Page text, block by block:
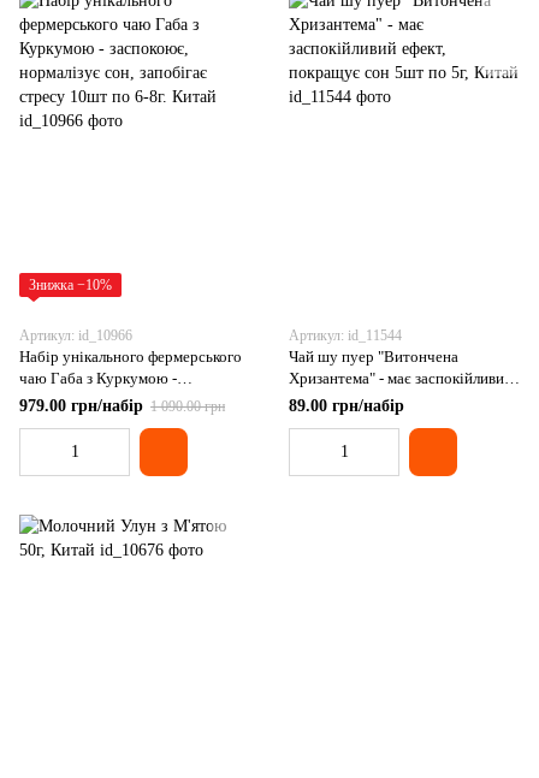
Знижка −10%
Артикул: id_10966
Набір унікального фермерського
чаю Габа з Куркумою -
заспокоює, нормалізує сон,
979.00 грн/набір 1 090.00 грн
Артикул: id_11544
Чай шу пуер "Витончена
Хризантема" - має заспокійливий
ефект, покращує сон 5шт по 5г,
89.00 грн/набір